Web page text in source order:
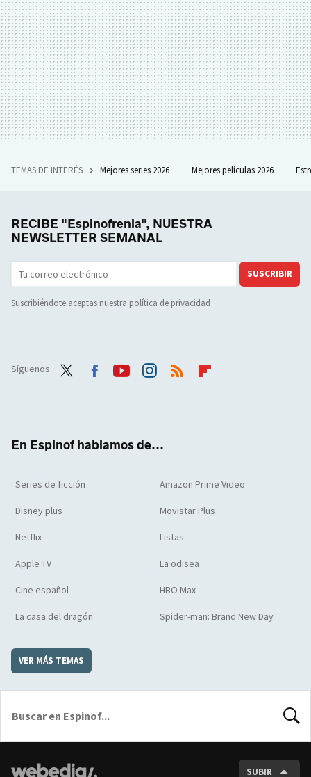
TEMAS DE INTERÉS Mejores series 2026 Mejores películas 2026
RECIBE "Espinofrenia", NUESTRA
NEWSLETTER SEMANAL
SUSCRIBIR
Suscribiéndote aceptas nuestra política de privacidad
Síguenos
En Espinof hablamos de...
Series de ficción Amazon Prime Video
Disney plus Movistar Plus
Netflix Listas
Apple TV La odisea
Cine español HBO Max
La casa del dragón Spider-man: Brand New Day
VER MÁS TEMAS
SUBIR